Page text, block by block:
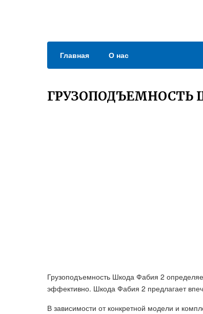
Главная О нас
ГРУЗОПОДЪЕМНОСТЬ
Грузоподъемность Шкода Фабия 2
эффективно. Шкода Фабия 2 предлагает
В зависимости от конкретной модели и